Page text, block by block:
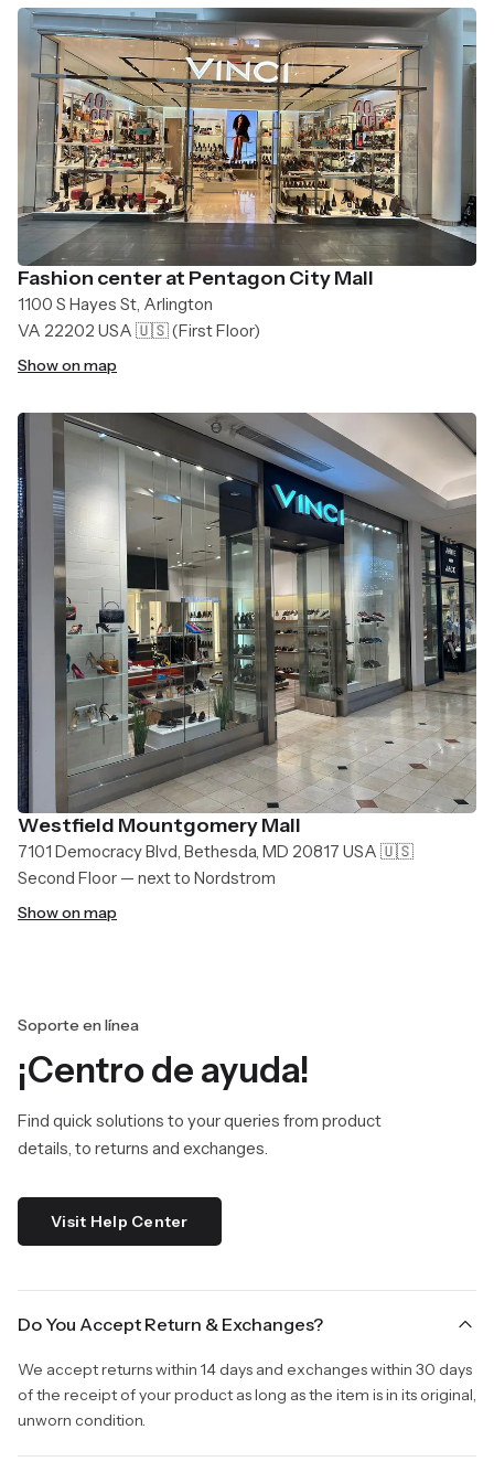
Fashion center at Pentagon City Mall
1100 S Hayes St, Arlington
VA 22202 USA 🇺🇸(First Floor)
Show on map
Westfield Mountgomery Mall
7101 Democracy Blvd, Bethesda, MD 20817 USA 🇺🇸
Second Floor — next to Nordstrom
Show on map
Soporte en línea
¡Centro de ayuda!
Find quick solutions to your queries from product
details, to returns and exchanges.
Visit Help Center
Do You Accept Return & Exchanges?
We accept returns within 14 days and exchanges within 30 days
of the receipt of your product as long as the item is in its original,
unworn condition.